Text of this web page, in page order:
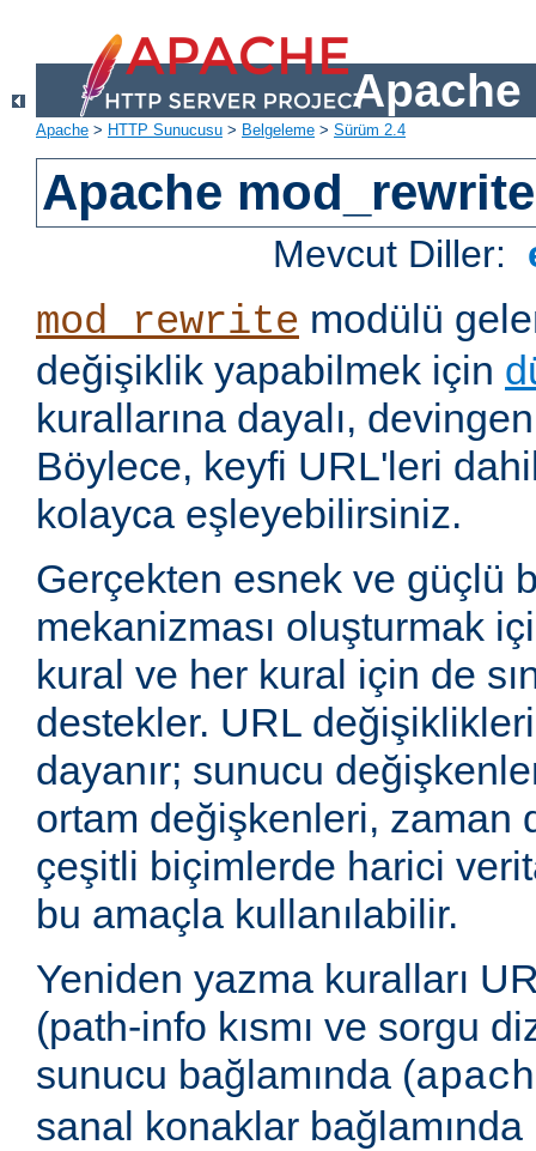
Apache
Apache > HTTP Sunucusu > Belgeleme > Sürüm 2.4
Apache mod_rewrite
Mevcut Diller:
mod_rewrite modülü
değişiklik yapabilmek için
kurallarına dayalı,
Böylece, keyfi URL'leri
kolayca eşleyebilirsiniz.
Gerçekten esnek ve güçlü
mekanizması oluşturmak
kural ve her kural için de
destekler. URL
dayanır; sunucu
ortam değişkenleri, zaman
çeşitli biçimlerde harici
bu amaçla kullanılabilir.
Yeniden yazma kuralları
(path-info kısmı ve sorgu
sunucu bağlamında (
sanal konaklar bağlamında